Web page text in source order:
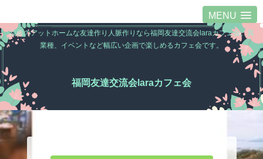
MENU
福岡のアットホームな友達作り人脈作りなら福岡友達交流会laraカフェ会。異
業種、イベントなど幅広い企画で楽しめるカフェ会です。
福岡友達交流会laraカフェ会